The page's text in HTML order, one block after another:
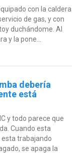
con la caldera
de gas, y con
duchándome. Al
y la pone...
debería
está
y todo parece que
Cuando esta
trabajando
se apaga la